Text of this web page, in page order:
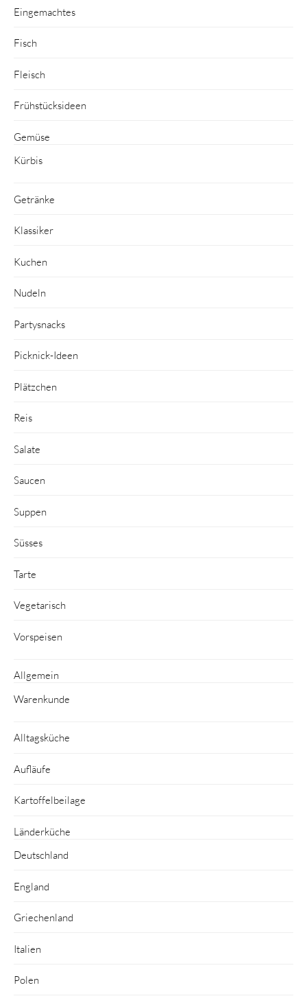
Eingemachtes
Fisch
Fleisch
Frühstücksideen
Gemüse
Kürbis
Getränke
Klassiker
Kuchen
Nudeln
Partysnacks
Picknick-Ideen
Plätzchen
Reis
Salate
Saucen
Suppen
Süsses
Tarte
Vegetarisch
Vorspeisen
Allgemein
Warenkunde
Alltagsküche
Aufläufe
Kartoffelbeilage
Länderküche
Deutschland
England
Griechenland
Italien
Polen